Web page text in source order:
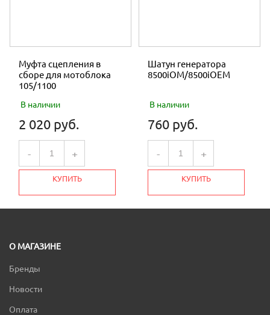
Муфта сцепления в
сборе для мотоблока
105/1100
В наличии
2 020 руб.
- +
КУПИТЬ
Шатун генератора
8500iOM/8500iOEM
В наличии
760 руб.
- +
КУПИТЬ
О МАГАЗИНЕ
Бренды
Новости
Оплата